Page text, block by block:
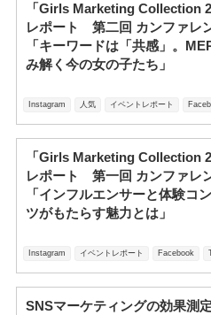
「Girls Marketing Collection
レポート 第二回 カンファレ
「キーワードは「共感」。
み解く今の女の子たち」
Instagram 人気 イベントレポート
「Girls Marketing Collection
レポート 第一回 カンファレ
「インフルエンサーと体験コ
ツがもたらす魅力とは」
Instagram イベントレポート Facebook
SNSマーケティングの効果測